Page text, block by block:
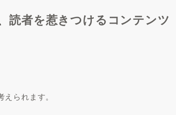
読者を惹きつけるコンテンツ
られます。